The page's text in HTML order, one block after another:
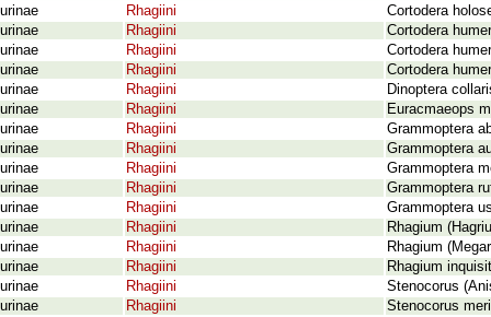
Rhagiini
Cortodera
Rhagiini
Cortodera
Rhagiini
Cortodera
Rhagiini
Cortodera
Rhagiini
Dinoptera
Rhagiini
Euracmaeops
Rhagiini
Grammoptera
Rhagiini
Grammoptera
Rhagiini
Grammoptera
Rhagiini
Grammoptera
Rhagiini
Grammoptera
Rhagiini
Rhagium
Rhagiini
Rhagium
Rhagiini
Rhagium
Rhagiini
Stenocorus
Rhagiini
Stenocorus